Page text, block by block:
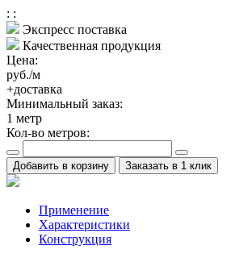
: :
Экспресс поставка
Качественная продукция
Цена:
руб./м
+доставка
Минимальный заказ:
1 метр
Кол-во метров:
Добавить в корзину Заказать в 1 клик
Применение
Характеристики
Конструкция